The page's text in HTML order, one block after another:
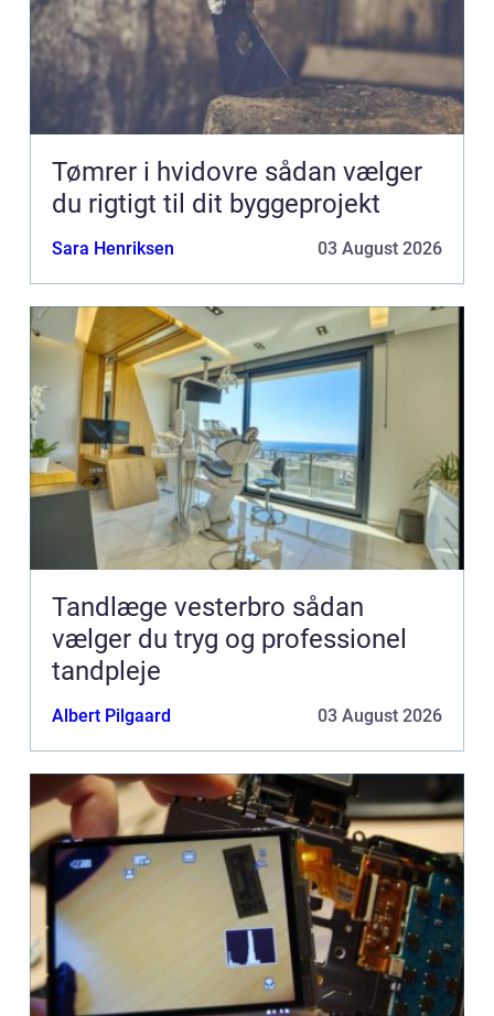
Tømrer i hvidovre sådan vælger
du rigtigt til dit byggeprojekt
Sara Henriksen 03 August 2026
Tandlæge vesterbro sådan
vælger du tryg og professionel
tandpleje
Albert Pilgaard 03 August 2026